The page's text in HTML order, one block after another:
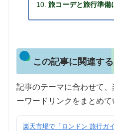
旅コーデと旅行準備
この記事に関連す
記事のテーマに合わせて
ーワードリンクをまとめて
楽天市場で「ロンドン 旅行ガ